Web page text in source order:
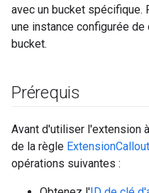
avec un bucket
une instance configurée
bucket.
Prérequis
Avant d'utiliser l'extension
de la règle ExtensionCallout
opérations suivantes :